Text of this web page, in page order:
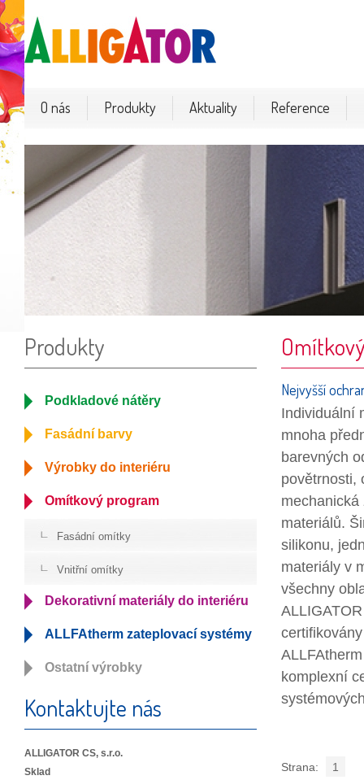
O nás Produkty Aktuality Reference
Produkty
Podkladové nátěry
Fasádní barvy
Výrobky do interiéru
Omítkový program
Fasádní omítky
Vnitřní omítky
Dekorativní materiály do interiéru
ALLFAtherm zateplovací systémy
Ostatní výrobky
Kontaktujte nás
ALLIGATOR CS, s.r.o.
Sklad
Nejvyšší
Individuální
mnoha
barevných
povětrnosti,
materiálů.
silikonu,
materiály v
všechny
komplexní
Strana: 1